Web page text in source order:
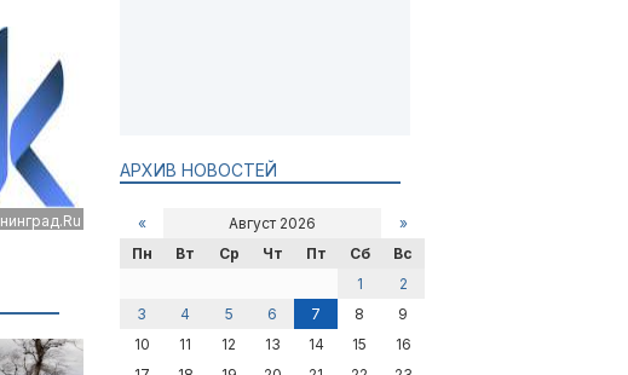
АРХИВ НОВОСТЕЙ
« Август 2026
»
Пн
Вт Ср Чт Пт Сб
Вс
1
2
3
4 5 6 7 8
9
10
11 12 13 14 15
16